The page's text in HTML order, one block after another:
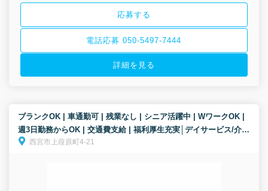
応募する
電話応募 050-5497-7444
詳細を見る
ブランクOK | 車通勤可 | 残業なし | シニア活躍中 | WワークOK |
週3日勤務からOK | 交通費支給 | 福利厚生充実│デイサービス/介護
スタッフ/パート募集！笑顔と安心を届けるお仕事です！
西宮市上葭原町4-21